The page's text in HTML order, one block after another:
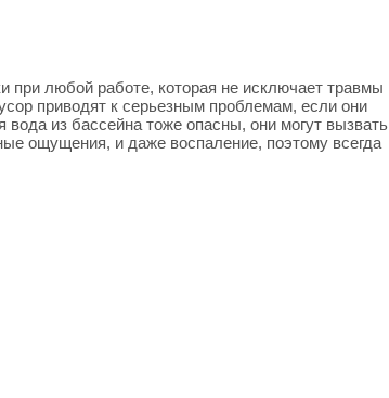
при любой работе, которая не исключает травмы
приводят к серьезным проблемам, если они
вода из бассейна тоже опасны, они могут вызвать
ощущения, и даже воспаление, поэтому всегда